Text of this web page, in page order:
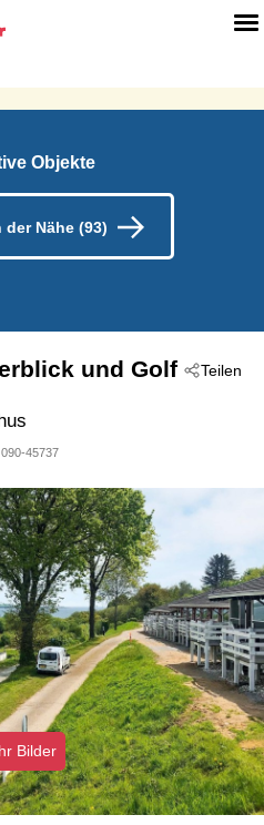
Objekte
Nähe (93)
Teilen
und Golf
090-45737
Bilder